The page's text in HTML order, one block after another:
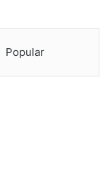
Popular